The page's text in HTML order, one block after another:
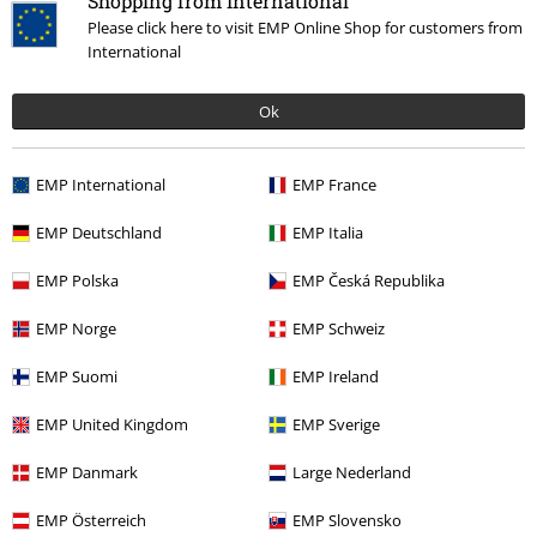
Please click here to visit EMP Online Shop for customers from
International
Ok
EMP International EMP France
EMP Deutschland EMP Italia
EMP Polska EMP Česká Republika
EMP Norge EMP Schweiz
EMP Suomi EMP Ireland
EMP United Kingdom EMP Sverige
EMP Danmark Large Nederland
EMP Österreich EMP Slovensko
More categories. More options.
Doplňky
Výprodej % Nášivky & Nášivky na záda
Výprodej % Doplňky
Novinky Nášivky & Nášivky na záda
Merch kapel